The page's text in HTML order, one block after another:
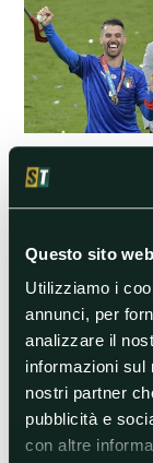
Questo sito
Utilizziamo i
annunci, per
analizzare il
informazioni sul
nostri partner
pubblicità e
con altre